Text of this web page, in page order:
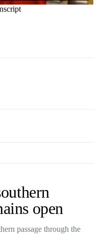
open
passage through the